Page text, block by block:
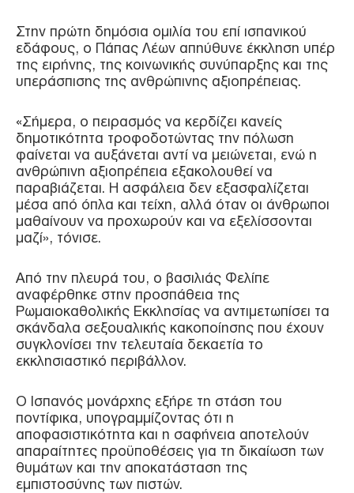
Στην πρώτη δημόσια ομιλία του επί ισπανικού
εδάφους, ο Πάπας Λέων απηύθυνε έκκληση υπέρ
της ειρήνης, της κοινωνικής συνύπαρξης και της
υπεράσπισης της ανθρώπινης αξιοπρέπειας.
«Σήμερα, ο πειρασμός να κερδίζει κανείς
δημοτικότητα τροφοδοτώντας την πόλωση
φαίνεται να αυξάνεται αντί να μειώνεται, ενώ η
ανθρώπινη αξιοπρέπεια εξακολουθεί να
παραβιάζεται. Η ασφάλεια δεν εξασφαλίζεται
μέσα από όπλα και τείχη, αλλά όταν οι άνθρωποι
μαθαίνουν να προχωρούν και να εξελίσσονται
μαζί», τόνισε.
Από την πλευρά του, ο βασιλιάς Φελίπε
αναφέρθηκε στην προσπάθεια της
Ρωμαιοκαθολικής Εκκλησίας να αντιμετωπίσει τα
σκάνδαλα σεξουαλικής κακοποίησης που έχουν
συγκλονίσει την τελευταία δεκαετία το
εκκλησιαστικό περιβάλλον.
Ο Ισπανός μονάρχης εξήρε τη στάση του
ποντίφικα, υπογραμμίζοντας ότι η
αποφασιστικότητα και η σαφήνεια αποτελούν
απαραίτητες προϋποθέσεις για τη δικαίωση των
θυμάτων και την αποκατάσταση της
εμπιστοσύνης των πιστών.